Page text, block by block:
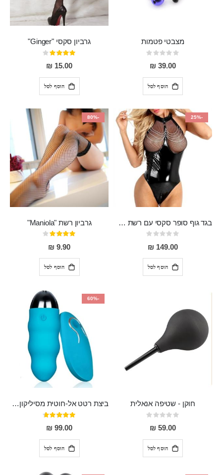
מצבטי פטמות
Rating:
0%
39.00 ₪
הוסף לסל
גרביון סקסי "Ginger"
דירוג:
80%
15.00 ₪
הוסף לסל
-25%
בגד גוף סופר סקסי עם רשת שקופה בחזה ושרשרות מלמעלה וריצרץ מלמטה Pan במפשעה
Rating:
0%
149.00 ₪
הוסף לסל
-80%
גרביון רשת "Maniola"
דירוג:
80%
9.90 ₪
הוסף לסל
חוקן - שטיפה אנאלית
Rating:
0%
59.00 ₪
הוסף לסל
-60%
ביצת רטט אל-חוטית מסיליקון רפואי בגודל של 8 ס"מ ורוחב 3 ס"מ בעלת 20 מהירויות שונות "ENKI"
דירוג:
93%
99.00 ₪
הוסף לסל